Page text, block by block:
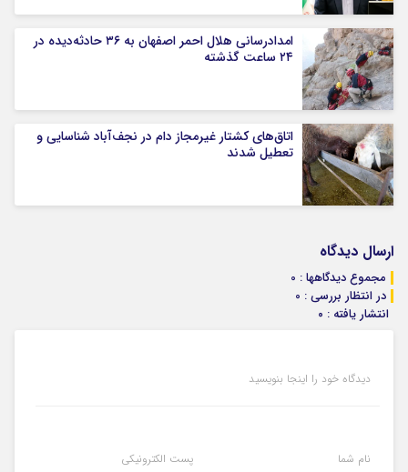
امدادرسانی هلال احمر اصفهان به ۳۶ حادثه‌دیده در
۲۴ ساعت گذشته
اتاق‌های کشتار غیرمجاز دام در نجف‌آباد شناسایی و
تعطیل شدند
ارسال دیدگاه
مجموع دیدگاهها : 0
در انتظار بررسی : 0
انتشار یافته : ۰
دیدگاه خود را اینجا بنویسید
نام شما پست الکترونیکی